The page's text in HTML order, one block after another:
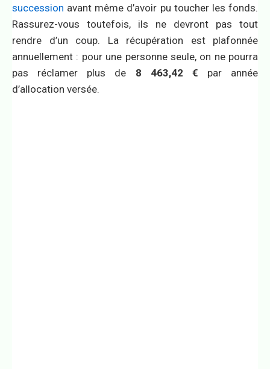
succession avant même d’avoir pu toucher les fonds.
Rassurez-vous toutefois, ils ne devront pas tout
rendre d’un coup. La récupération est plafonnée
annuellement : pour une personne seule, on ne pourra
pas réclamer plus de 8 463,42 € par année
d’allocation versée.